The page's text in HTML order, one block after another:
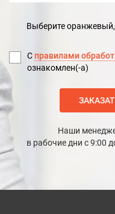
Выберите
С правилами
ознакомлен(-а)
Наши
в рабочие дни с 9:00